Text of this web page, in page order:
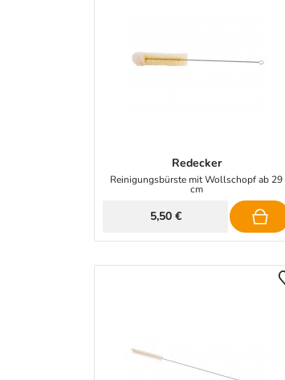
Redecker
Reinigungsbürste mit Wollschopf ab 29
cm
5,50 €